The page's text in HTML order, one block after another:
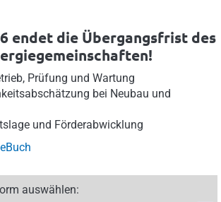
endet die Übergangsfrist des
Prüfung und Wartung
bei Neubau und
und Förderabwicklung
auswählen: